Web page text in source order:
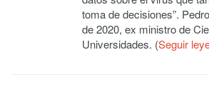
toma de decisiones”.
de 2020, ex ministro de
Universidades. (Seguir